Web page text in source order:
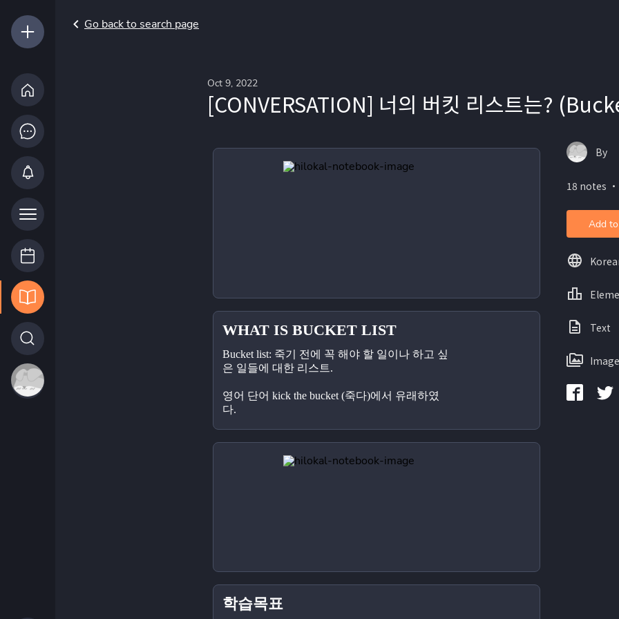
Go back to search page
Oct 9, 2022
[CONVERSATION] 너의 버킷 리스트는?
WHAT IS BUCKET LIST
Bucket list: 죽기 전에 꼭 해야 할 일이나 하고 싶
은 일들에 대한 리스트.
영어 단어 kick the bucket (죽다)에서 유래하였
다.
학습목표
By
18 notes
Add
Text